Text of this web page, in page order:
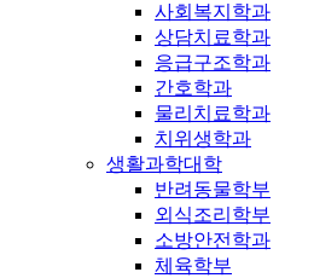
사회복지학과
상담치료학과
응급구조학과
간호학과
물리치료학과
치위생학과
생활과학대학
반려동물학부
외식조리학부
소방안전학과
체육학부